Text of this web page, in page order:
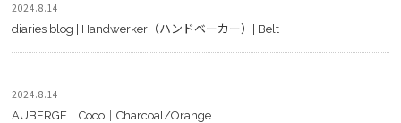
2024.8.14
diaries blog | Handwerker（ハンドベーカー）| Belt
2024.8.14
AUBERGE｜Coco｜Charcoal/Orange